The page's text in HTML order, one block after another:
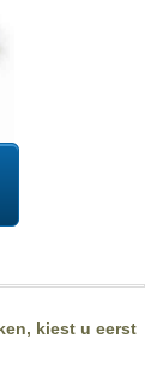
kiest u eerst